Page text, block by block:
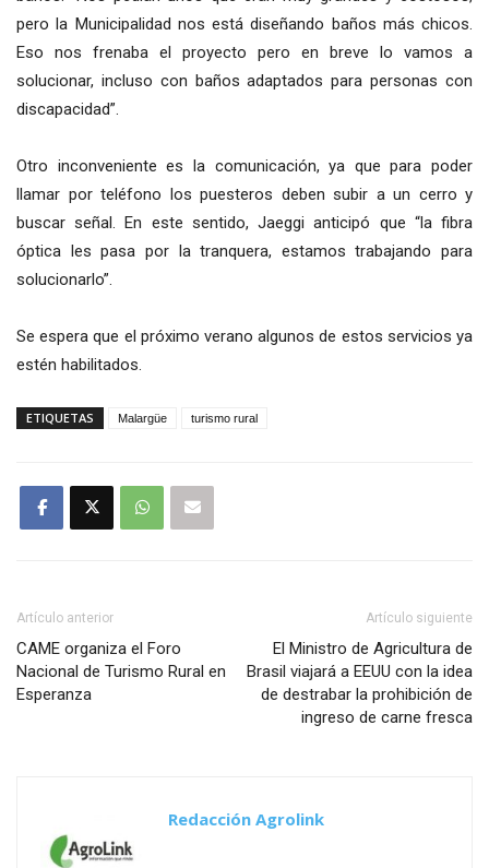
pero la Municipalidad nos está diseñando baños más chicos.
Eso nos frenaba el proyecto pero en breve lo vamos a
solucionar, incluso con baños adaptados para personas con
discapacidad”.
Otro inconveniente es la comunicación, ya que para poder
llamar por teléfono los puesteros deben subir a un cerro y
buscar señal. En este sentido, Jaeggi anticipó que “la fibra
óptica les pasa por la tranquera, estamos trabajando para
solucionarlo”.
Se espera que el próximo verano algunos de estos servicios ya
estén habilitados.
ETIQUETAS Malargüe turismo rural
Artículo anterior
CAME organiza el Foro
Nacional de Turismo Rural en
Esperanza
Artículo siguiente
El Ministro de Agricultura de
Brasil viajará a EEUU con la idea
de destrabar la prohibición de
ingreso de carne fresca
Redacción Agrolink